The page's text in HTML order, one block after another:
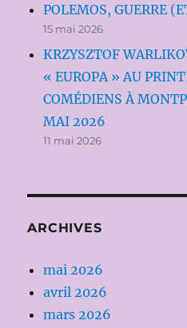
POLEMOS, GUERRE
15 mai 2026
KRZYSZTOF
« EUROPA » AU
COMÉDIENS À
MAI 2026
11 mai 2026
ARCHIVES
mai 2026
avril 2026
mars 2026